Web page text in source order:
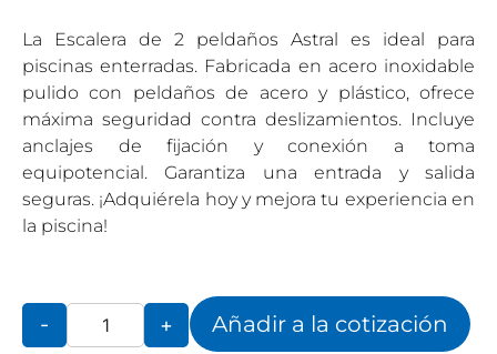
La Escalera de 2 peldaños Astral es ideal para
piscinas enterradas. Fabricada en acero inoxidable
pulido con peldaños de acero y plástico, ofrece
máxima seguridad contra deslizamientos. Incluye
anclajes de fijación y conexión a toma
equipotencial. Garantiza una entrada y salida
seguras. ¡Adquiérela hoy y mejora tu experiencia en
la piscina!
- + Añadir a la cotización